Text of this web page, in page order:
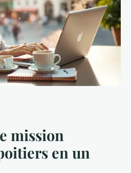
mission
en un